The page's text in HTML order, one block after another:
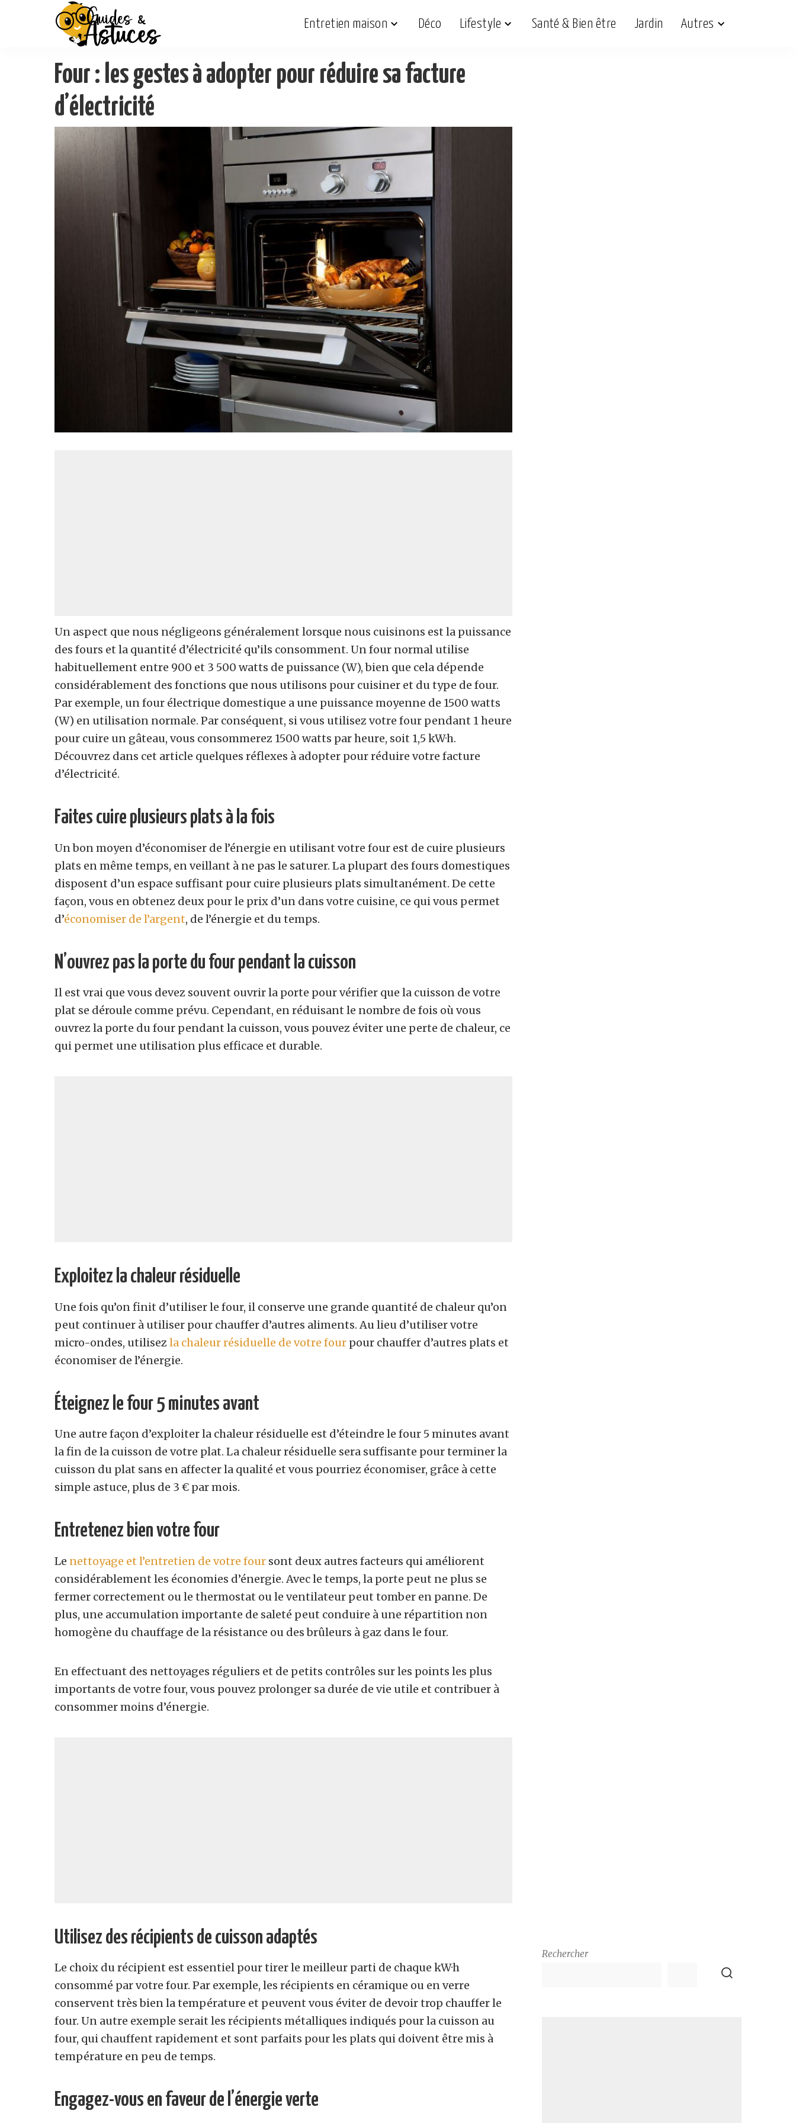
Entretien maison Déco Lifestyle Santé & Bien être Jardin Autres
Four : les gestes à adopter pour réduire sa facture
d’électricité
Un aspect que nous négligeons généralement lorsque nous cuisinons est la puissance
des fours et la quantité d’électricité qu’ils consomment. Un four normal utilise
habituellement entre 900 et 3 500 watts de puissance (W), bien que cela dépende
considérablement des fonctions que nous utilisons pour cuisiner et du type de four.
Par exemple, un four électrique domestique a une puissance moyenne de 1500 watts
(W) en utilisation normale. Par conséquent, si vous utilisez votre four pendant 1 heure
pour cuire un gâteau, vous consommerez 1500 watts par heure, soit 1,5 kW·h.
Découvrez dans cet article quelques réflexes à adopter pour réduire votre facture
d’électricité.
Faites cuire plusieurs plats à la fois
Un bon moyen d’économiser de l’énergie en utilisant votre four est de cuire plusieurs
plats en même temps, en veillant à ne pas le saturer. La plupart des fours domestiques
disposent d’un espace suffisant pour cuire plusieurs plats simultanément. De cette
façon, vous en obtenez deux pour le prix d’un dans votre cuisine, ce qui vous permet
d’économiser de l’argent, de l’énergie et du temps.
N’ouvrez pas la porte du four pendant la cuisson
Il est vrai que vous devez souvent ouvrir la porte pour vérifier que la cuisson de votre
plat se déroule comme prévu. Cependant, en réduisant le nombre de fois où vous
ouvrez la porte du four pendant la cuisson, vous pouvez éviter une perte de chaleur, ce
qui permet une utilisation plus efficace et durable.
Exploitez la chaleur résiduelle
Une fois qu’on finit d’utiliser le four, il conserve une grande quantité de chaleur qu’on
peut continuer à utiliser pour chauffer d’autres aliments. Au lieu d’utiliser votre
micro-ondes, utilisezla chaleur résiduelle de votre four pour chauffer d’autres plats et
économiser de l’énergie.
Éteignez le four 5 minutes avant
Une autre façon d’exploiter la chaleur résiduelle est d’éteindre le four 5 minutes avant
la fin de la cuisson de votre plat. La chaleur résiduelle sera suffisante pour terminer la
cuisson du plat sans en affecter la qualité et vous pourriez économiser, grâce à cette
simple astuce, plus de 3 € par mois.
Entretenez bien votre four
Le nettoyage et l’entretien de votre four sont deux autres facteurs qui améliorent
considérablement les économies d’énergie. Avec le temps, la porte peut ne plus se
fermer correctement ou le thermostat ou le ventilateur peut tomber en panne. De
plus, une accumulation importante de saleté peut conduire à une répartition non
homogène du chauffage de la résistance ou des brûleurs à gaz dans le four.
En effectuant des nettoyages réguliers et de petits contrôles sur les points les plus
importants de votre four, vous pouvez prolonger sa durée de vie utile et contribuer à
consommer moins d’énergie.
Utilisez des récipients de cuisson adaptés
Le choix du récipient est essentiel pour tirer le meilleur parti de chaque kW·h
consommé par votre four. Par exemple, les récipients en céramique ou en verre
conservent très bien la température et peuvent vous éviter de devoir trop chauffer le
four. Un autre exemple serait les récipients métalliques indiqués pour la cuisson au
four, qui chauffent rapidement et sont parfaits pour les plats qui doivent être mis à
température en peu de temps.
Engagez-vous en faveur de l’énergie verte
Rechercher